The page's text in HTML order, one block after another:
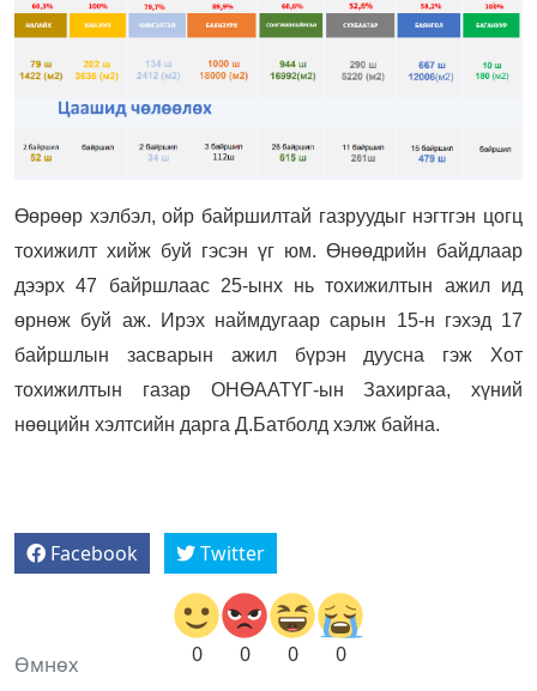
Өөрөөр хэлбэл, ойр байршилтай газруудыг нэгтгэн цогц
тохижилт хийж буй гэсэн үг юм. Өнөөдрийн байдлаар
дээрх 47 байршлаас 25-ынх нь тохижилтын ажил ид
өрнөж буй аж. Ирэх наймдугаар сарын 15-н гэхэд 17
байршлын засварын ажил бүрэн дуусна гэж Хот
тохижилтын газар ОНӨААТҮГ-ын Захиргаа, хүний
нөөцийн хэлтсийн дарга Д.Батболд хэлж байна.
Facebook Twitter
0 0 0 0
Өмнөх